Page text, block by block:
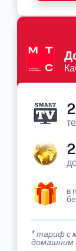
в
* тариф с
домашним